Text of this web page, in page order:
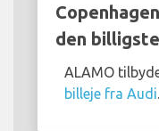
den
ALAMO
billeje fra Audi